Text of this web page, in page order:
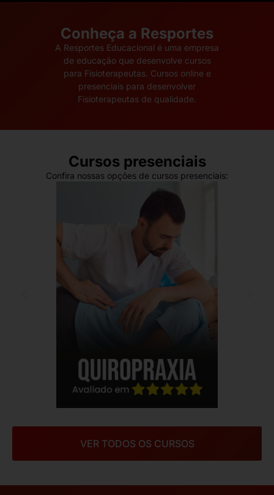
Conheça a Resportes
A Resportes Educacional é uma empresa
de educação que desenvolve cursos
para Fisioterapeutas. Cursos online e
presenciais para desenvolver
Fisioterapeutas de qualidade.
Cursos presenciais
Confira nossas opções de cursos presenciais:
VER TODOS OS CURSOS